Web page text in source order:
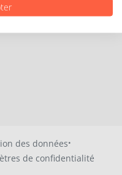
des données·
de confidentialité